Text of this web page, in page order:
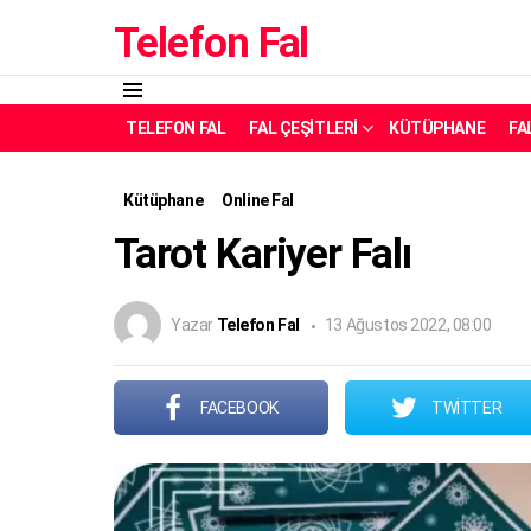
Telefon Fal
Menü
TELEFON FAL FAL ÇEŞITLERI KÜTÜPHANE
Kütüphane Online Fal
Tarot Kariyer Falı
Yazar Telefon Fal 13 Ağustos 2022, 08:00
FACEBOOK TWITTER